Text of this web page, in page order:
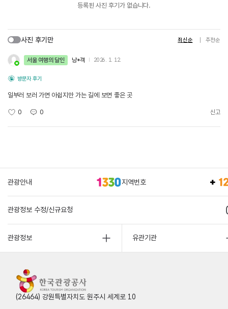
등록된 사진 후기가 없습니다.
사진 후기만 최신순 추천순
서울 여행의 달인 낭*객 2026. 1. 12.
방문자 후기
일부러 보러 가면 아쉽지만 가는 길에 보면 좋은 곳
0 0 신고
관광안내 지역번호
관광정보 수정/신규요청
관광정보 유관기관
(26464) 강원특별자치도 원주시 세계로 10